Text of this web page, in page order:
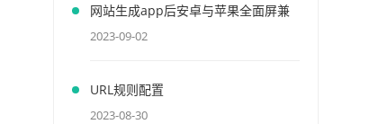
网站生成app后安卓与苹果全面屏兼
容
2023-09-02
URL规则配置
2023-08-30